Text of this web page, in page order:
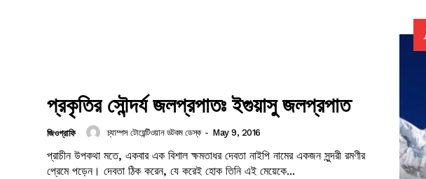
প্রকৃতির সৌন্দর্য জলপ্রপাতঃ ইগুয়াসু জলপ্রপাত
জিওগ্রাফি চ্যাম্পস টোয়েন্টিওয়ান ডটকম ডেস্ক - May 9, 2016
প্রাচীন উপকথা মতে, একবার এক বিশাল ক্ষমতাধর দেবতা নাইপি নামের একজন সুন্দরী রমণীর
প্রেমে পড়েন। দেবতা ঠিক করেন, যে করেই হোক তিনি এই মেয়েকে...